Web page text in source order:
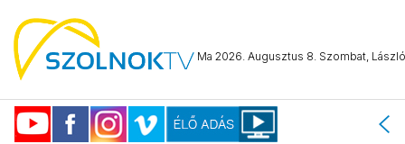
Ma 2026. Augusztus 8. Szombat,
"2024-10-15 23:59:59" )